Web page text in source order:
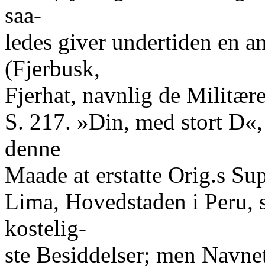
saa-
ledes giver undertiden en
(Fjerbusk,
Fjerhat, navnlig de
S. 217. »Din, med stort
denne
Maade at erstatte Orig.s
Lima, Hovedstaden i Peru,
kostelig-
ste Besiddelser; men